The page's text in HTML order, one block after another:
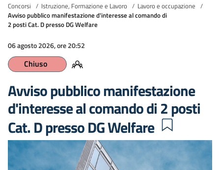
Concorsi / Istruzione, Formazione e Lavoro / Lavoro e occupazione /
Avviso pubblico manifestazione d'interesse al comando di
2 posti Cat. D presso DG Welfare
06 agosto 2026, ore 20:52
Chiuso
Avviso pubblico manifestazione
d'interesse al comando di 2 posti
Cat. D presso DG Welfare